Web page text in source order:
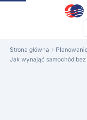
do
Strona główna
Jak wynająć samochód